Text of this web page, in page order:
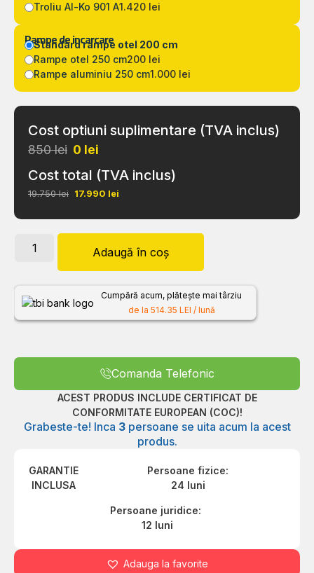
Troliu Al-Ko 901 A1.420 lei
Rampe de incarcare
Standard rampe otel 200 cm
Rampe otel 250 cm200 lei
Rampe aluminiu 250 cm1.000 lei
Cost optiuni suplimentare (TVA inclus)
850 lei 0 lei
Cost total (TVA inclus)
19.750 lei 17.990 lei
Adaugă în coș
Cumpără acum, plătește mai târziu
de la 514.35 LEI / lună
Comanda Telefonic
ACEST PRODUS INCLUDE CERTIFICAT DE
CONFORMITATE EUROPEAN (COC)!
Grabeste-te! Inca 3 persoane se uita acum la acest
produs.
GARANTIE
INCLUSA
Persoane fizice:
24 luni
Persoane juridice:
12 luni
Adauga la favorite